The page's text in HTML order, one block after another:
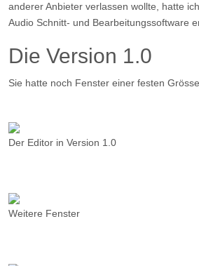
anderer Anbieter verlassen wollte, hatte
Audio Schnitt- und Bearbeitungssoftware
Die Version 1.0
Sie hatte noch Fenster einer festen
Der Editor in Version 1.0
Weitere Fenster